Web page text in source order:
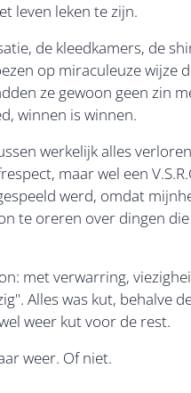
leven leken te zijn.
de kleedkamers, de
op miraculeuze
ze gewoon geen zin
winnen is winnen.
werkelijk alles
maar wel een
werd, omdat
te oreren over dingen
met verwarring,
Alles was kut, behalve
weer kut voor de rest.
weer. Of niet.